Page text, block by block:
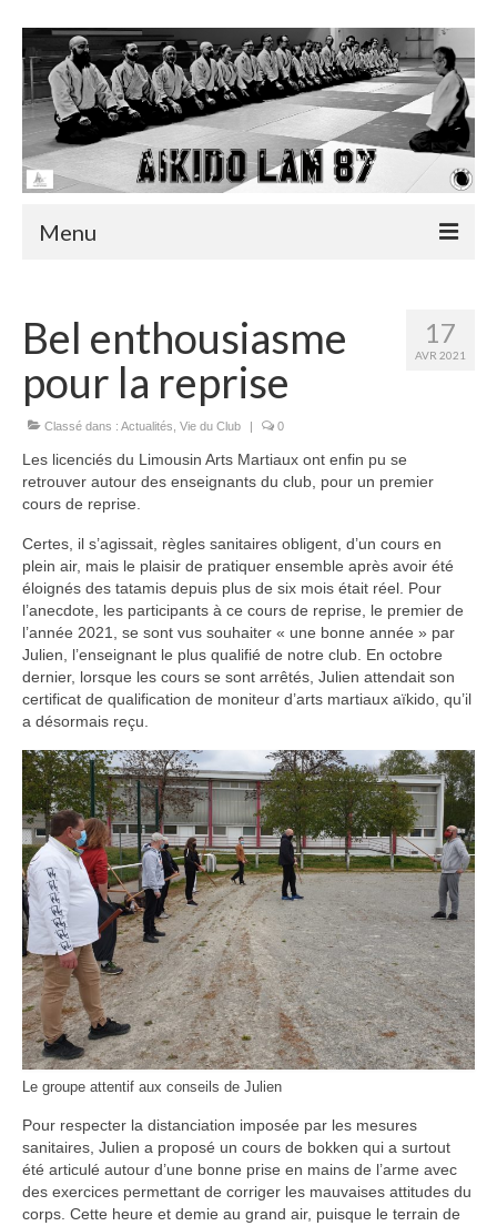
Menu
Actualités
Infos utiles
Albums
17
AVR 2021
Bel enthousiasme
pour la reprise
Classé dans : Actualités, Vie du Club 0
Les licenciés du Limousin Arts Martiaux ont enfin pu se
retrouver autour des enseignants du club, pour un premier
cours de reprise.
Certes, il s’agissait, règles sanitaires obligent, d’un cours en
plein air, mais le plaisir de pratiquer ensemble après avoir été
éloignés des tatamis depuis plus de six mois était réel. Pour
l’anecdote, les participants à ce cours de reprise, le premier de
l’année 2021, se sont vus souhaiter « une bonne année » par
Julien, l’enseignant le plus qualifié de notre club. En octobre
dernier, lorsque les cours se sont arrêtés, Julien attendait son
certificat de qualification de moniteur d’arts martiaux aïkido, qu’il
a désormais reçu.
Le groupe attentif aux conseils de Julien
Pour respecter la distanciation imposée par les mesures
sanitaires, Julien a proposé un cours de bokken qui a surtout
été articulé autour d’une bonne prise en mains de l’arme avec
des exercices permettant de corriger les mauvaises attitudes du
corps. Cette heure et demie au grand air, puisque le terrain de